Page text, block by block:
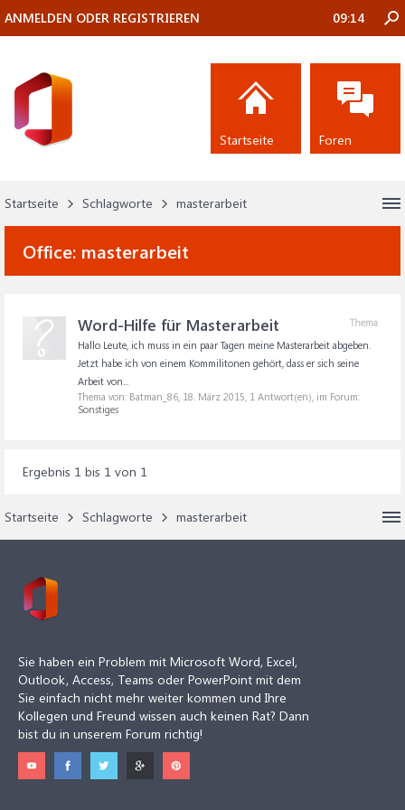
Startseite Schlagworte masterarbeit
Office: masterarbeit
Thema
Word-Hilfe für Masterarbeit
Hallo Leute, ich muss in ein paar Tagen meine Masterarbeit abgeben.
Jetzt habe ich von einem Kommilitonen gehört, dass er sich seine
Arbeit von...
Thema von: Batman_86, 18. März 2015, 1 Antwort(en), im Forum:
Sonstiges
Ergebnis 1 bis 1 von 1
Startseite Schlagworte masterarbeit
ANMELDEN ODER REGISTRIEREN 09:14
Startseite Foren
Sie haben ein Problem mit Microsoft Word, Excel,
Outlook, Access, Teams oder PowerPoint mit dem
Sie einfach nicht mehr weiter kommen und Ihre
Kollegen und Freund wissen auch keinen Rat? Dann
bist du in unserem Forum richtig!